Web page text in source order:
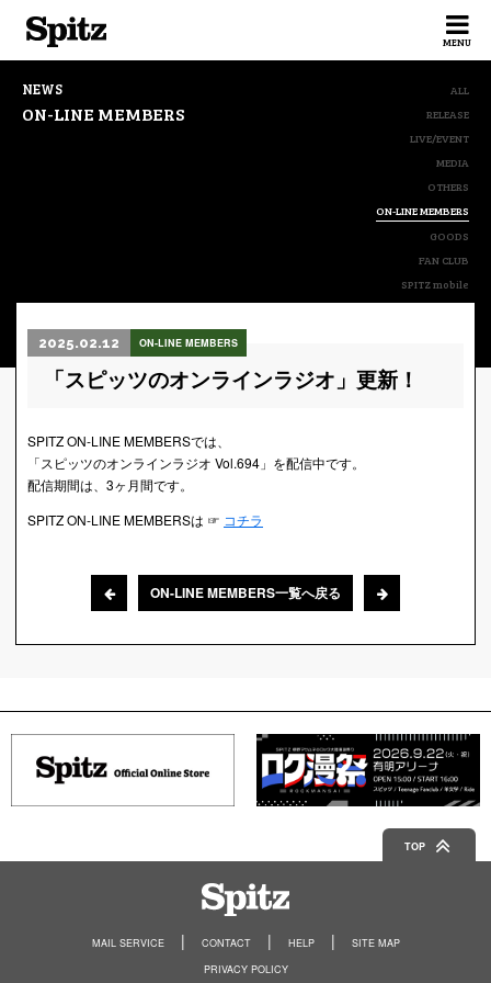
MENU
NEWS
ON-LINE MEMBERS
ALL
RELEASE
LIVE/EVENT
MEDIA
OTHERS
ON-LINE MEMBERS
GOODS
FAN CLUB
SPITZ mobile
2025.02.12 ON-LINE MEMBERS
「スピッツのオンラインラジオ」更新！
SPITZ ON-LINE MEMBERSでは、
「スピッツのオンラインラジオ Vol.694」を配信中です。
配信期間は、3ヶ月間です。
SPITZ ON-LINE MEMBERSは ☞ コチラ
ON-LINE MEMBERS一覧へ戻る
TOP
MAIL SERVICE CONTACT HELP
SITE MAP
PRIVACY POLICY